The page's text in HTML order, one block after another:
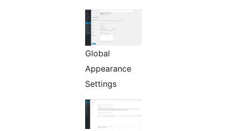
Global
Appearance
Settings